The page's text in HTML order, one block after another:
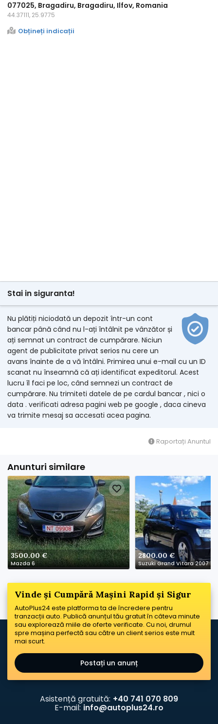
077025, Bragadiru, Bragadiru, Ilfov, Romania
44.37111, 25.9775
Obțineți indicații
Stai in siguranta!
Nu plătiți niciodată un depozit într-un cont
bancar până când nu l-ați întâlnit pe vânzător și
ați semnat un contract de cumpărare. Niciun
agent de publicitate privat serios nu cere un
avans înainte de a vă întâlni. Primirea unui e-mail cu un ID
scanat nu înseamnă că ați identificat expeditorul. Acest
lucru îl faci pe loc, când semnezi un contract de
cumpărare. Nu trimiteti datele de pe cardul bancar , nici o
data . verificati adresa pagini web pe google , daca cineva
va trimite mesaj sa accesati acea pagina.
Raportați Anuntul
Anunturi similare
3500.00 €
Mazda 6
2800.00 €
Suzuki Grand Vitara 2007
Vinde și Cumpără Mașini Rapid și Sigur
AutoPlus24 este platforma ta de încredere pentru
tranzacții auto. Publică anunțul tău gratuit în câteva minute
sau explorează miile de oferte verificate. Cu noi, drumul
spre mașina perfectă sau către un client serios este mult
mai scurt.
Postați un anunț
Asistență gratuită: +40 741 070 809
E-mail: info@autoplus24.ro